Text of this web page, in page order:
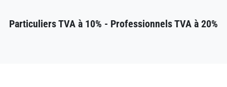
Particuliers TVA à 10% - Professionnels TVA à 20%